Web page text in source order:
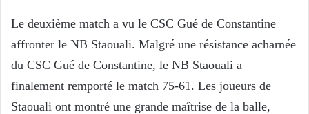
Le deuxième match a vu le CSC Gué de Constantine
affronter le NB Staouali. Malgré une résistance acharnée
du CSC Gué de Constantine, le NB Staouali a
finalement remporté le match 75-61. Les joueurs de
Staouali ont montré une grande maîtrise de la balle,